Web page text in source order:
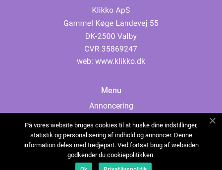
web: www.klikko.dk
Menu
Annoncering
Cookies
Kontakt os
Sitemap
På vores website bruges cookies til at huske dine indstillinger,
statistik og personalisering af indhold og annoncer. Denne
information deles med tredjepart. Ved fortsat brug af websiden
godkender du cookiepolitikken.